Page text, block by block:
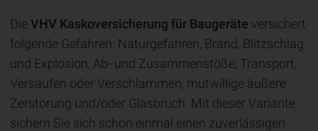
DieVHV Kaskoversicherung für Baugeräte versichert
folgende Gefahren: Naturgefahren, Brand, Blitzschlag
und Explosion, Ab- und Zusammenstöße, Transport,
Versaufen oder Verschlammen, mutwillige äußere
Zerstörung und/oder Glasbruch. Mit dieser Variante
sichern Sie sich schon einmal einen zuverlässigen